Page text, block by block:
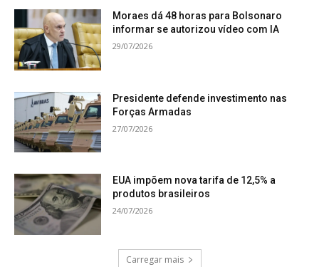
Moraes dá 48 horas para Bolsonaro
informar se autorizou vídeo com IA
29/07/2026
Presidente defende investimento nas
Forças Armadas
27/07/2026
EUA impõem nova tarifa de 12,5% a
produtos brasileiros
24/07/2026
Carregar mais